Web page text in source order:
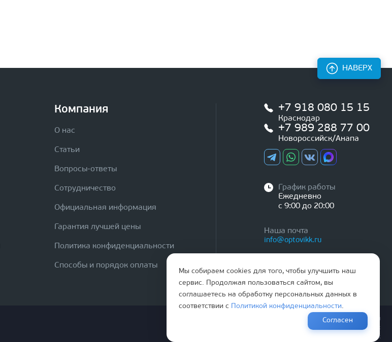
Компания
О нас
Статьи
Вопросы-ответы
Сотрудничество
Официальная информация
Гарантия лучшей цены
Политика конфиденциальности
Способы и порядок оплаты
+7 918 080 15 15
Краснодар
+7 989 288 77 00
Новороссийск/Анапа
График работы
Ежедневно
с 9:00 до 20:00
Наша почта
info@optovikk.ru
НАВЕРХ
Правила эксплутации входных и межкомнатных дверей
Политика обработки персональных данных
Согласие на обработку персональных данных
Мы собираем cookies для того, чтобы улучшить наш
сервис. Продолжая пользоваться сайтом, вы
соглашаетесь на обработку персональных данных в
соответствии с
Политикой конфиденциальности.
Согласен